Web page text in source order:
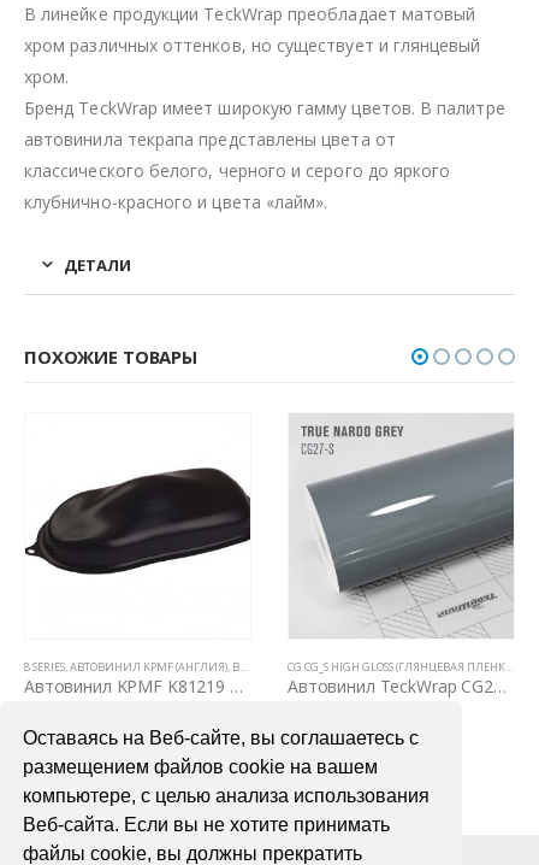
Оставаясь на Веб-сайте, вы соглашаетесь с
размещением файлов cookie на вашем
компьютере, с целью анализа использования
Веб-сайта. Если вы не хотите принимать
файлы cookie, вы должны прекратить
В линейке продукции TeckWrap преобладает матовый
хром различных оттенков, но существует и глянцевый
хром.
Бренд TeckWrap имеет широкую гамму цветов. В палитре
автовинила текрапа представлены цвета от
классического белого, черного и серого до яркого
клубнично-красного и цвета «лайм».
ДЕТАЛИ
ПОХОЖИЕ ТОВАРЫ
8 SERIES АВТОВИНИЛ KPMF (АНГЛИЯ) ВСЕ ТОВАРЫ , ЦВЕТНЫЕ ВИНИЛОВЫЕ ПЛЕНКИ
Автовинил KPMF K81219 черная матовая текстурированная
В КОРЗИНУ
Автовинил TeckWrap CG27-S True Nardo Grey
В КОРЗИНУ